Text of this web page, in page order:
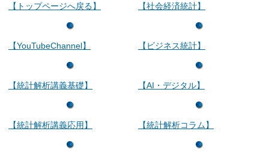
【トップページへ戻る】
【YouTubeChannel】
【統計解析講義基礎】
【統計解析講義応用】
【社会経済統計】
【ビジネス統計】
【AI・デジタル】
【統計解析コラム】